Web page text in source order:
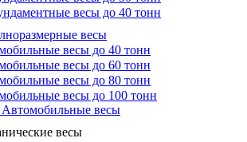
весы до 40 тонн
весы
весы до 40 тонн
весы до 60 тонн
весы до 80 тонн
весы до 100 тонн
Автомобильные весы
весы